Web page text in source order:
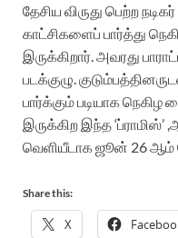
தேசிய விருது பெற்ற
காட்சிகளைப் பார்த்து
இருக்கிறார். அவரது
படக்குழு.
பார்க்கும் படியாக நெகிழ
இருக்கிற இந்த
வெளியீடாக ஜூன் 26 ஆம்
Share this:
X